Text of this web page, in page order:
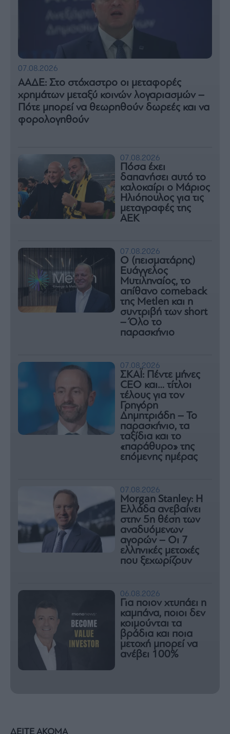
07.08.2026
ΑΑΔΕ: Στο στόχαστρο οι μεταφορές
χρημάτων μεταξύ κοινών λογαριασμών –
Πότε μπορεί να θεωρηθούν δωρεές και να
φορολογηθούν
07.08.2026
Πόσα έχει
δαπανήσει αυτό το
καλοκαίρι ο Μάριος
Ηλιόπουλος για τις
μεταγραφές της
ΑΕΚ
07.08.2026
Ο (πεισματάρης)
Ευάγγελος
Μυτιληναίος, το
απίθανο comeback
της Μetlen και η
συντριβή των short
– Όλο το
παρασκήνιο
07.08.2026
ΣΚΑΪ: Πέντε μήνες
CEO και… τίτλοι
τέλους για τον
Γρηγόρη
Δημητριάδη – Το
παρασκήνιο, τα
ταξίδια και το
«παράθυρο» της
επόμενης ημέρας
07.08.2026
Morgan Stanley: Η
Ελλάδα ανεβαίνει
στην 5η θέση των
αναδυόμενων
αγορών – Οι 7
ελληνικές μετοχές
που ξεχωρίζουν
06.08.2026
Για ποιον χτυπάει η
καμπάνα, ποιοι δεν
κοιμούνται τα
βράδια και ποια
μετοχή μπορεί να
ανέβει 100%